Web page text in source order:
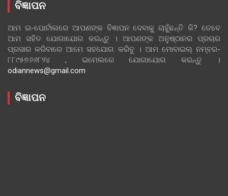
ବିଜ୍ଞାପନ
ଆମ ଇ-ପୋର୍ଟାଲରେ ଆପଣଙ୍କ ବିଜ୍ଞାପନ ଦେବାକୁ ଚାହୁଁଛନ୍ତି କି? ତେବେ
ଆମ ସହିତ ଯୋଗାଯୋଗ କରନ୍ତୁ । ଆପଣଙ୍କ ଅନୁଷ୍ଠାନର ପ୍ରଚାର
ପ୍ରସାର କରିବାରେ ଆମେ ସହଯୋଗ କରିବୁ । ଆମ ମୋବାଇଲ୍ ନମ୍ବର-
୮୮୯୫୭୬୬୮୨୪ , ଇମେଲରେ ଯୋଗାଯୋଗ କରନ୍ତୁ ।
odiannews@gmail.com
ବିଜ୍ଞାପନ